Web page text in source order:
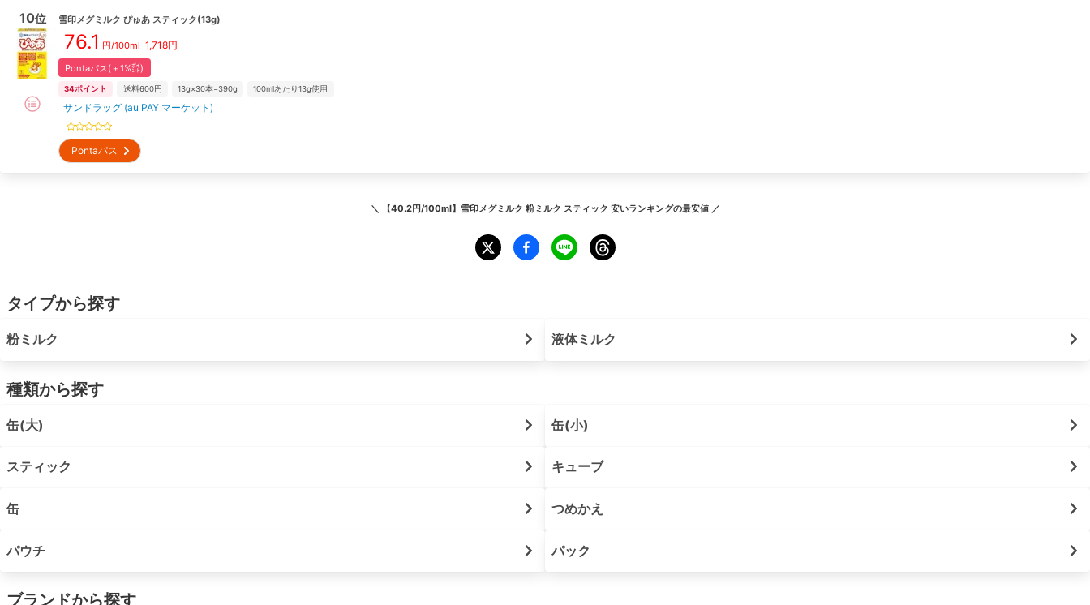
10位 雪印メグミルク ぴゅあ スティック(13g)
76.1 円/100ml 1,718円
Pontaパス(＋1%㌽)
34ポイント 送料600円 13g×30本=390g 100mlあたり13g使用
サンドラッグ (au PAY マーケット)
Pontaパス
＼ 【40.2円/100ml】雪印メグミルク 粉ミルク スティック 安いランキングの最安値 ／
タイプから探す
粉ミルク 液体ミルク
種類から探す
缶(大) 缶(小)
スティック キューブ
缶 つめかえ
パウチ パック
ブランドから探す